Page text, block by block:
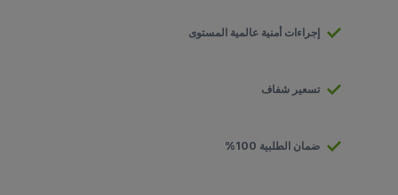
إجراءات أمنية عالمية المستوى
تسعير شفاف
ضمان الطلبية 100%